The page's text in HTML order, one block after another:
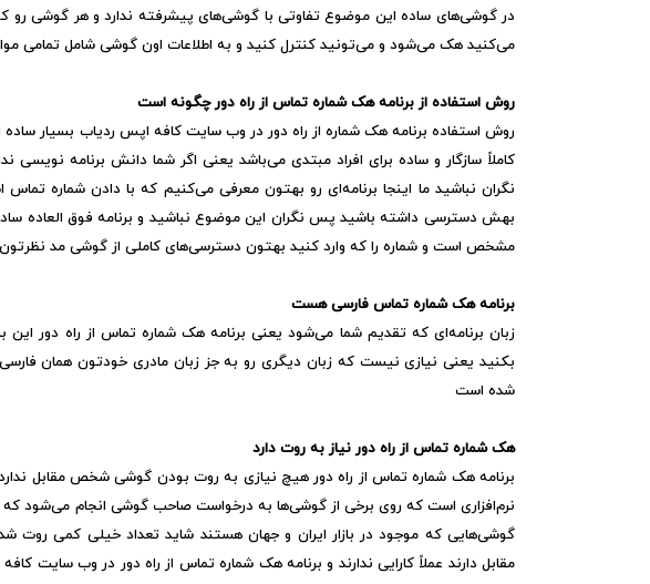
در گوشی‌های ساده این موضوع تفاوتی با گوشی‌های پیشرفته ندارد و هر گوشی رو
می‌کنید هک می‌شود و می‌تونید کنترل کنید و به اطلاعات اون گوشی شامل تمامی
روش استفاده از برنامه هک شماره تماس از راه دور چگونه است
روش استفاده برنامه هک شماره از راه دور در وب سایت کافه اپس ردیاب بسیار
کاملاً سازگار و ساده برای افراد مبتدی می‌باشد یعنی اگر شما دانش برنامه نویسی
نگران نباشید ما اینجا برنامه‌ای رو بهتون معرفی می‌کنیم که با دادن شماره
بهش دسترسی داشته باشید پس نگران این موضوع نباشید و برنامه فوق العاده
مشخص است و شماره را که وارد کنید بهتون دسترسی‌های کاملی از گوشی مد
برنامه هک شماره تماس فارسی هست
زبان برنامه‌ای که تقدیم شما می‌شود یعنی برنامه هک شماره تماس از راه دور
بکنید یعنی نیازی نیست که زبان دیگری رو به جز زبان مادری خودتون همان
شده است
هک شماره تماس از راه دور نیاز به روت دارد
برنامه هک شماره تماس از راه دور هیچ نیازی به روت بودن گوشی شخص مقابل
نرم‌افزاری است که روی برخی از گوشی‌ها به درخواست صاحب گوشی انجام می‌شود
گوشی‌هایی که موجود در بازار ایران و جهان هستند شاید تعداد خیلی کمی
مقابل دارند عملاً کارایی ندارند و برنامه هک شماره تماس از راه دور در وب سایت